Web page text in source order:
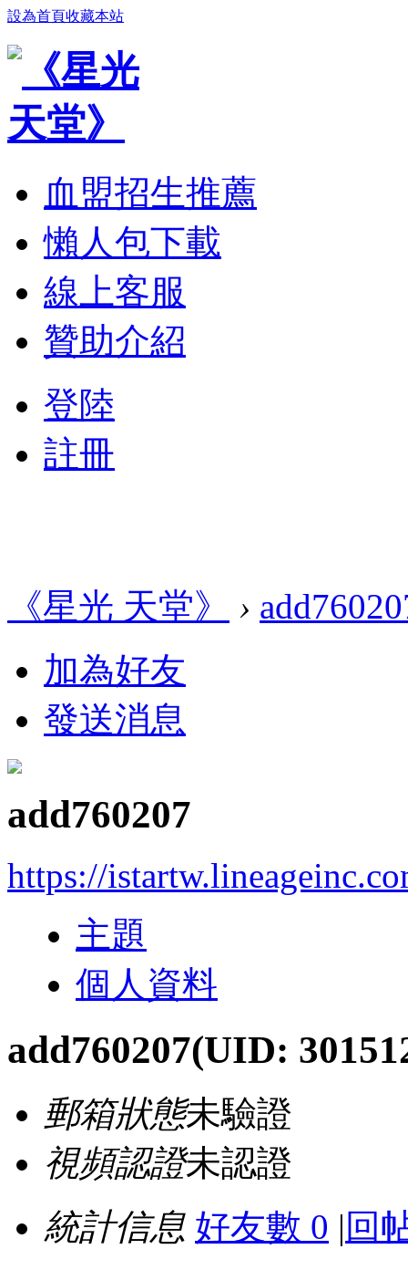
設為首頁收藏本站
血盟招生推薦
懶人包下載
線上客服
贊助介紹
登陸
註冊
《星光 天堂》 ›
加為好友
發送消息
add760207
https://
主題
個人資料
add760207(UID:
郵箱狀態未驗證
視頻認證未認證
統計信息 好友數 0 | 回